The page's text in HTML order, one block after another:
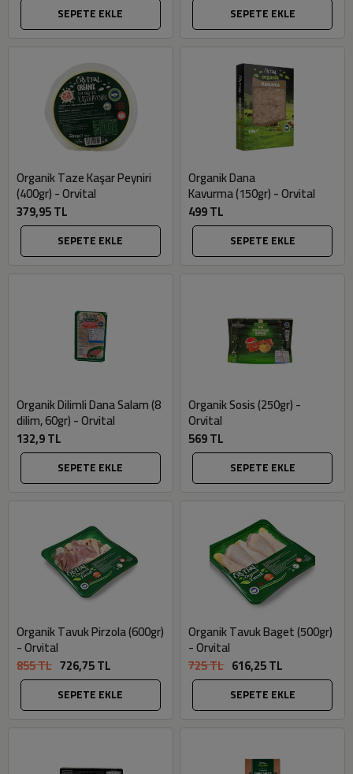
SEPETE EKLE SEPETE EKLE
Organik Taze Kaşar Peyniri
(400gr) - Orvital
379,95 TL
SEPETE EKLE
Organik Dana
Kavurma (150gr) - Orvital
499 TL
SEPETE EKLE
Organik Dilimli Dana Salam (8
dilim, 60gr) - Orvital
132,9 TL
SEPETE EKLE
Organik Sosis (250gr) -
Orvital
569 TL
SEPETE EKLE
Organik Tavuk Pirzola (600gr)
- Orvital
855 TL 726,75 TL
SEPETE EKLE
Organik Tavuk Baget (500gr)
- Orvital
725 TL 616,25 TL
SEPETE EKLE